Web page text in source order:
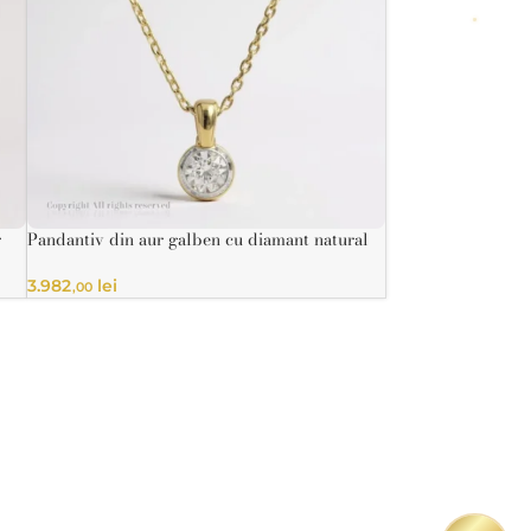
silueta ta
Pandantiv din aur galben cu diamant natural
3.982,00 lei